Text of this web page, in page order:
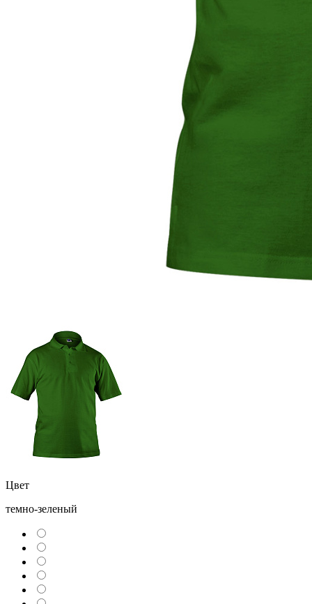
Цвет
темно-зеленый